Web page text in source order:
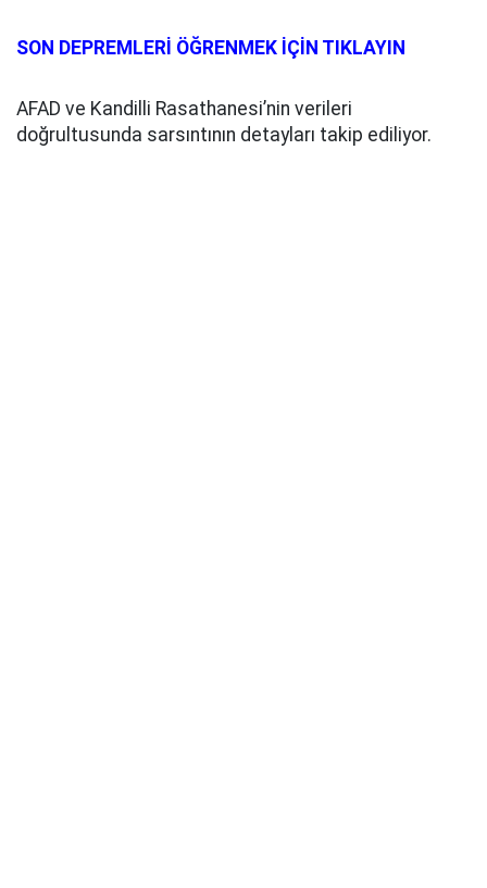
SON DEPREMLERİ ÖĞRENMEK İÇİN TIKLAYIN
AFAD ve Kandilli Rasathanesi’nin verileri
doğrultusunda sarsıntının detayları takip ediliyor.